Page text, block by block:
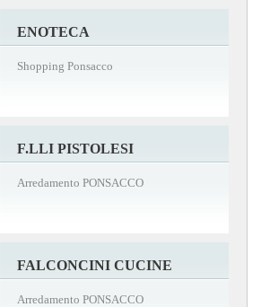
ENOTECA
Shopping Ponsacco
F.LLI PISTOLESI
Arredamento PONSACCO
FALCONCINI CUCINE
Arredamento PONSACCO